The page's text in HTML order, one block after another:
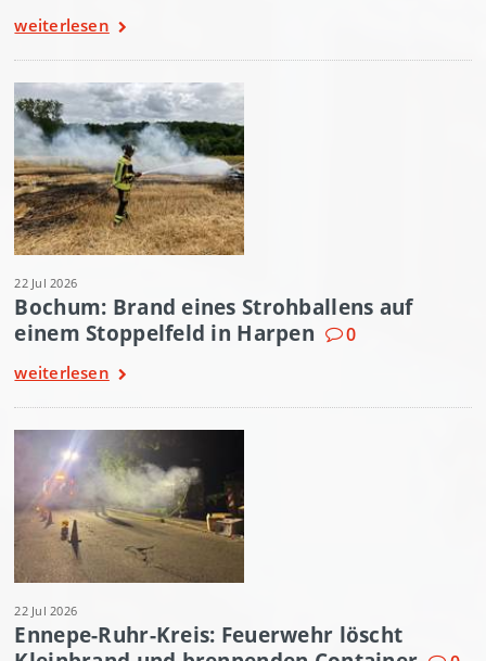
weiterlesen
22 Jul 2026
Bochum: Brand eines Strohballens auf
einem Stoppelfeld in Harpen
0
weiterlesen
22 Jul 2026
Ennepe-Ruhr-Kreis: Feuerwehr löscht